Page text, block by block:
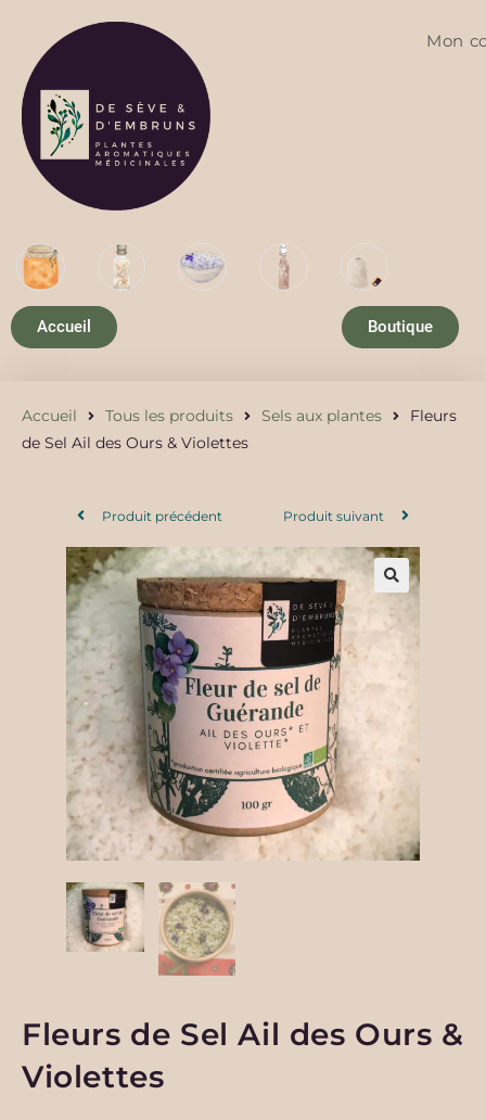
Mon
Accueil Boutique
Accueil Tous les produits Sels aux plantes
Fleurs
de Sel Ail des Ours & Violettes
Produit précédent Produit suivant
Fleurs de Sel Ail des Ours &
Violettes